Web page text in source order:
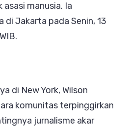
asasi manusia. Ia
di Jakarta pada Senin, 13
di New York, Wilson
komunitas terpinggirkan
jurnalisme akar